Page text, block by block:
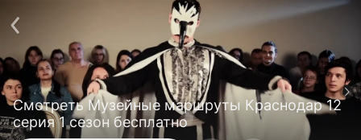
Смотреть Музейные маршруты Краснодар 12
серия 1 сезон бесплатно
Пользовательское соглашение
Политика конфиденциальности
Открыть приложение
Ввести промокод